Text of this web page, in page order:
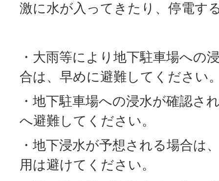
激に水が入ってきたり、停電す
・大雨等により地下駐車場への
合は、早めに避難してください
・地下駐車場への浸水が確認さ
へ避難してください。
・地下浸水が予想される場合は
用は避けてください。